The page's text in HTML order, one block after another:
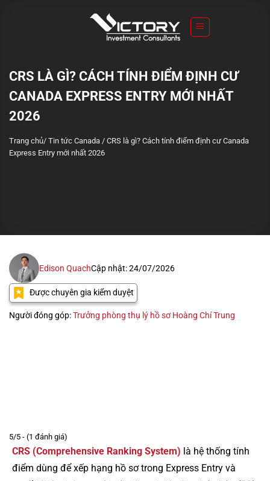
CRS LÀ GÌ? CÁCH TÍNH ĐIỂM ĐỊNH CƯ
CANADA EXPRESS ENTRY MỚI NHẤT
2026
Trang chủ/ Tin tức Canada / CRS là gì? Cách tính điểm định cư Canada
Express Entry mới nhất 2026
Edison QuachCập nhật: 24/07/2026
Được chuyên gia kiểm duyệt
Người đóng góp:Trưởng phòng thụ lý hồ sơ Hoàng Chí Trung
5/5 - (1 đánh giá)
CRS (Comprehensive Ranking System) là hệ thống tính
điểm dùng để xếp hạng hồ sơ trong Express Entry và